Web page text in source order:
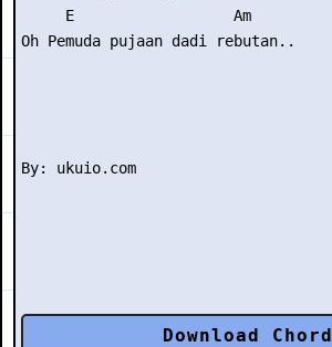
     E                  Am
Oh Pemuda pujaan dadi rebutan..
Download Chord